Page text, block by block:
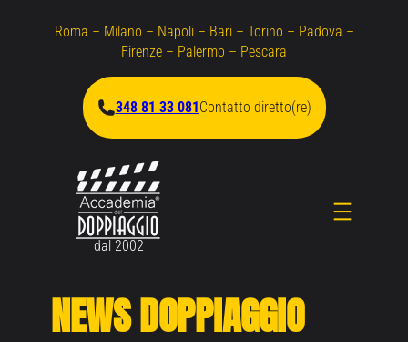
Roma – Milano – Napoli – Bari – Torino – Padova –
Firenze – Palermo – Pescara
348 81 33 081Contatto diretto(re)
dal 2002
NEWS DOPPIAGGIO